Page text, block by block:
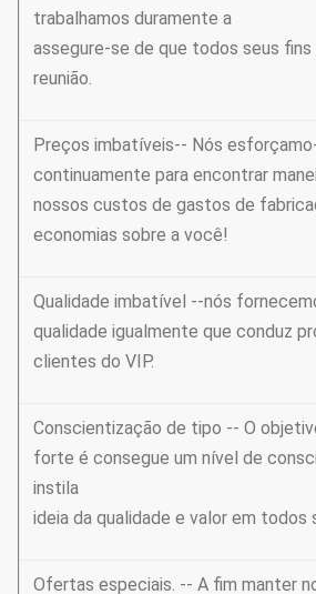
trabalhamos duramente a
assegure-se de que todos seus fins
reunião.
Preços imbatíveis-- Nós
continuamente para encontrar
nossos custos de gastos de
economias sobre a você!
Qualidade imbatível --nós
qualidade igualmente que conduz
clientes do VIP.
Conscientização de tipo -- O
forte é consegue um nível de
instila
ideia da qualidade e valor em todos
Ofertas especiais. -- A fim manter